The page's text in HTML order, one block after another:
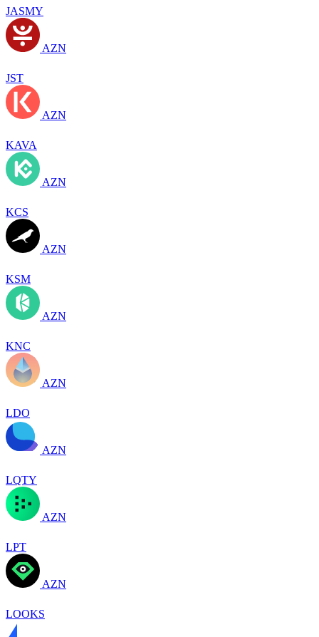
JASMY
AZN
JST
AZN
KAVA
AZN
KCS
AZN
KSM
AZN
KNC
AZN
LDO
AZN
LQTY
AZN
LPT
AZN
LOOKS